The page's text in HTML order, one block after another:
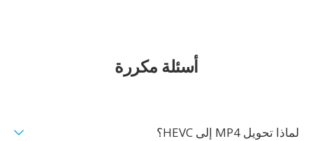
أسئلة مكررة
لماذا تحويل MP4 إلى HEVC؟